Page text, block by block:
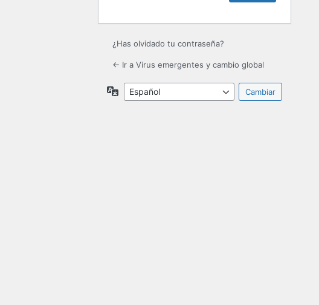
¿Has olvidado tu contraseña?
← Ir a Virus emergentes y cambio global
Idioma